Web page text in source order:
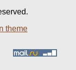
theme